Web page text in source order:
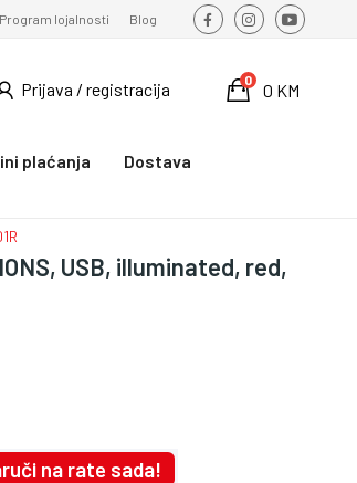
Program lojalnosti Blog
Prijava / registracija 0 KM
0
plaćanja Dostava
USB, illuminated, red,
na rate sada!